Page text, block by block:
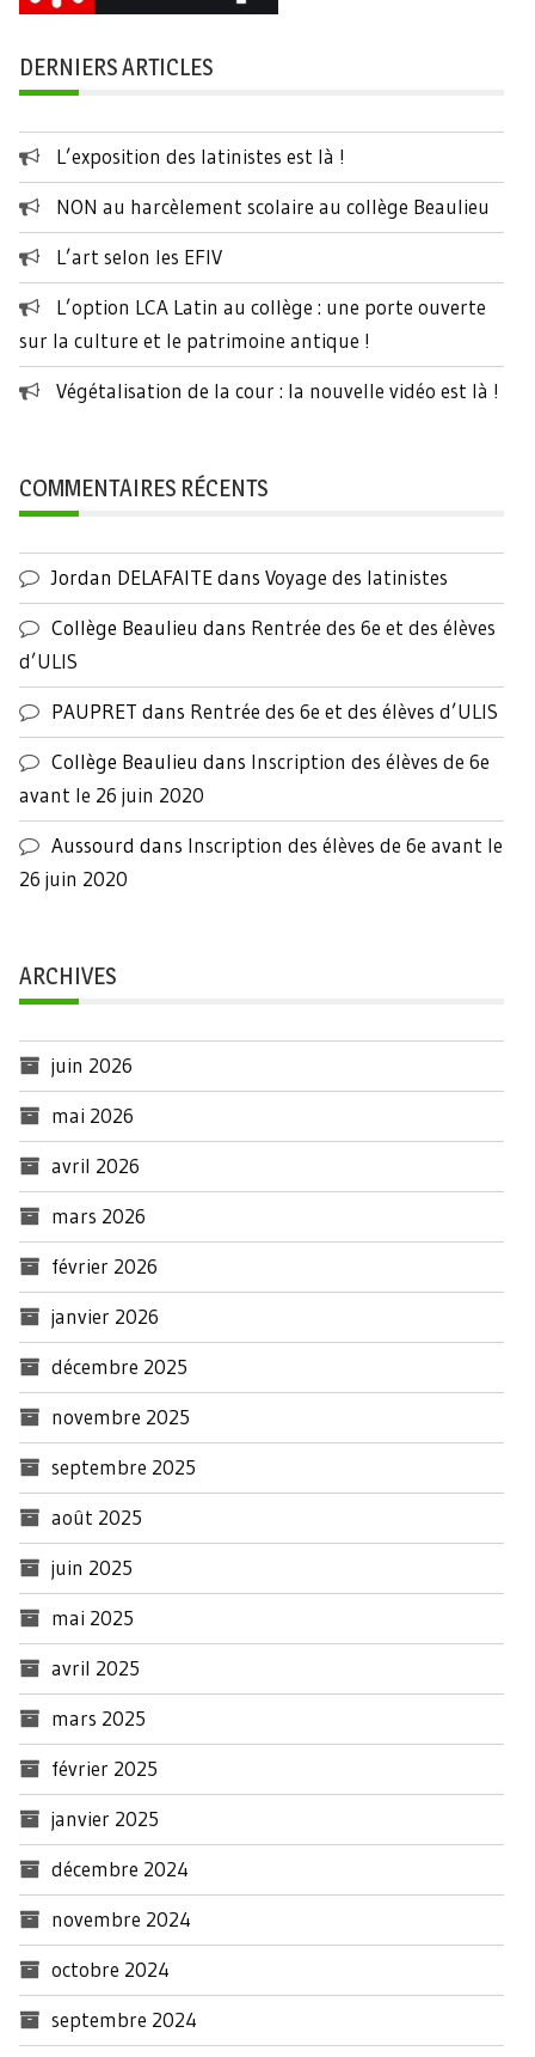
DERNIERS ARTICLES
L’exposition des latinistes est là !
NON au harcèlement scolaire au collège Beaulieu
L’art selon les EFIV
L’option LCA Latin au collège : une porte ouverte
sur la culture et le patrimoine antique !
Végétalisation de la cour : la nouvelle vidéo est là !
COMMENTAIRES RÉCENTS
Jordan DELAFAITEdans Voyage des latinistes
Collège Beaulieu dans Rentrée des 6e et des élèves
d’ULIS
PAUPRET dans Rentrée des 6e et des élèves d’ULIS
Collège Beaulieu dans Inscription des élèves de 6e
avant le 26 juin 2020
Aussourd dans Inscription des élèves de 6e avant le
26 juin 2020
ARCHIVES
juin 2026
mai 2026
avril 2026
mars 2026
février 2026
janvier 2026
décembre 2025
novembre 2025
septembre 2025
août 2025
juin 2025
mai 2025
avril 2025
mars 2025
février 2025
janvier 2025
décembre 2024
novembre 2024
octobre 2024
septembre 2024